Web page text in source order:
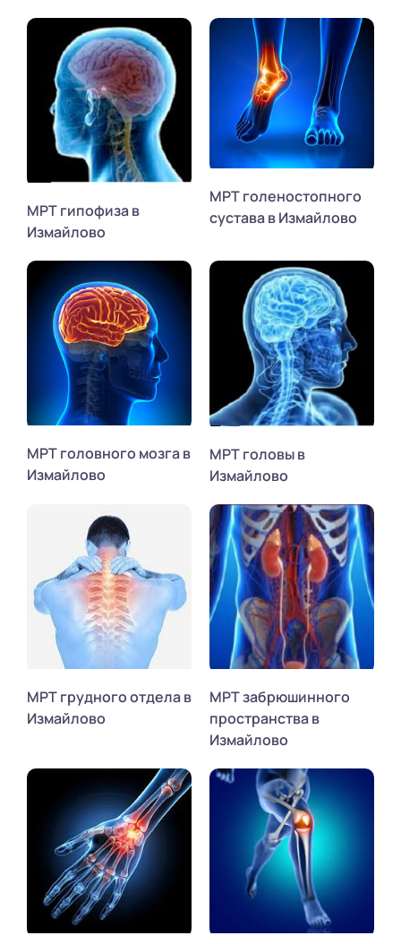
МРТ гипофиза в
Измайлово
МРТ голеностопного
сустава в Измайлово
МРТ головного мозга в
Измайлово
МРТ головы в
Измайлово
МРТ грудного отдела в
Измайлово
МРТ забрюшинного
пространства в
Измайлово